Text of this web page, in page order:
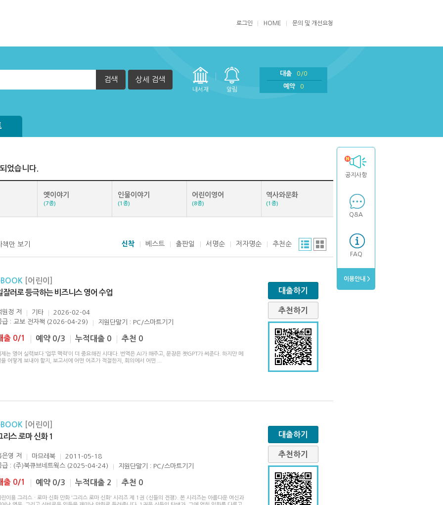
로그인 HOME 문의 및 개선요청
검색 상세 검색
내서재 알림
대출
0/0
예약
0
공지사항
Q&A
FAQ
이용안내 >
었습니다.
옛이야기
(7종)
인물이야기
(1종)
어린이영어
(8종)
역사와문화
(1종)
만 보기 신착 베스트 출판일 서명순 저자명순 추천순
[어린이]
잘러로 등극하는 비즈니스 영어 수업
원정 저 기타
2026-02-04
급 : 교보 전자책 (2026-04-29)
지원단말기 : PC/스마트기기
출 0/1 예약 0/3 누적대출 0 추천 0
제는 영어 실력보다 ‘업무 맥락’이 더 중요해진 시대다. 번역은 AI가 해주고, 문장은 챗GPT가 써준다. 하지만 메
을 어떻게 보내야 할지, 보고서에 어떤 어조가 적절한지, 회의에서 어떤
대출하기
추천하기
[어린이]
리스 로마 신화 1
은영 저 마므레북
2011-05-18
급 : (주)북큐브네트웍스 (2025-04-24)
지원단말기 : PC/스마트기기
출 0/1 예약 0/3 누적대출 2 추천 0
린이용 그리스ㆍ로마 신화 만화 '그리스 로마 신화' 시리즈 제 1권 《신들의 전쟁》. 본 시리즈는 아름다운 여신과
대출하기
추천하기